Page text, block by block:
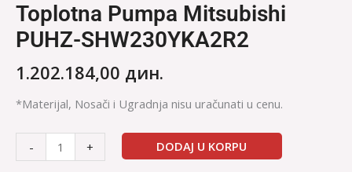
Toplotna Pumpa Mitsubishi
PUHZ-SHW230YKA2R2
1.202.184,00 дин.
*Materijal, Nosači i Ugradnja nisu uračunati u cenu.
- + DODAJ U KORPU